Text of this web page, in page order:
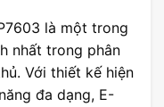
là một trong
nhất trong phân
Với thiết kế hiện
đa dạng, E-